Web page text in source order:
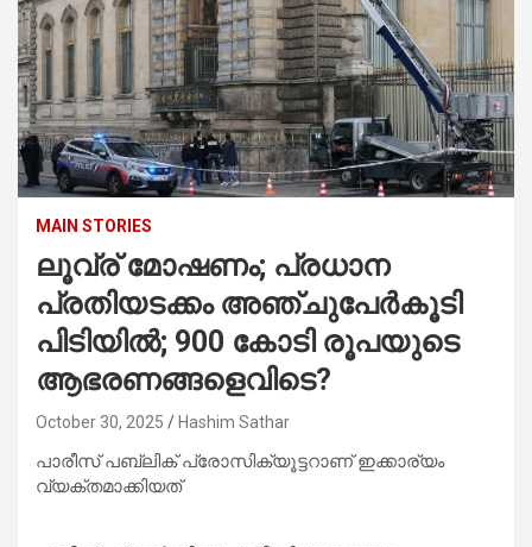
MAIN STORIES
ലൂവ്ര് മോഷണം; പ്രധാന
പ്രതിയടക്കം അഞ്ചുപേ‍‍‍‍ർകൂടി
പിടിയില്‍; 900 കോടി രൂപയുടെ
ആഭരണങ്ങളെവിടെ?
October 30, 2025 Hashim Sathar
പാരീസ് പബ്ലിക് പ്രോസിക്യൂട്ടറാണ് ഇക്കാര്യം
വ്യക്തമാക്കിയത്